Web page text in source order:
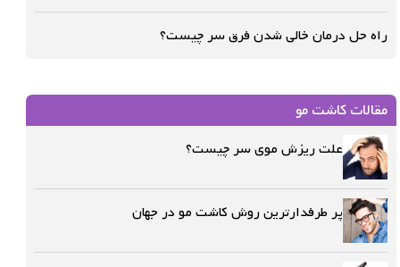
راه حل درمان خالی شدن فرق سر چیست؟
مقالات کاشت مو
علت ریزش موی سر چیست؟
پر طرفدارترین روش کاشت مو در جهان